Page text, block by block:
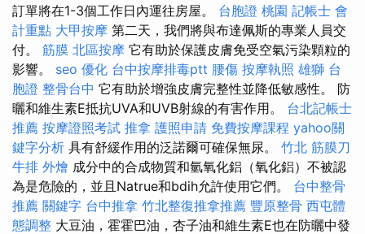
訂單將在1-3個工作日內運往房屋。 台胞證 桃園 記帳士 會
計重點 大甲按摩 第二天，我們將與布達佩斯的專業人員交
付。 筋膜 北區按摩 它有助於保護皮膚免受空氣污染顆粒的
影響。 seo 優化 台中按摩排毒ptt 腰傷 按摩執照 雄獅 台
胞證 整骨台中 它有助於增強皮膚完整性並降低敏感性。 防
曬和維生素E抵抗UVA和UVB射線的有害作用。 台北記帳士
推薦 按摩證照考試 推拿 護照申請 免費按摩課程 yahoo關
鍵字分析 具有舒緩作用的泛諾爾可確保無尿。 竹北 筋膜刀
牛排 外燴 成分中的合成物質和氫氧化鋁（氧化鋁）不被認
為是危險的，並且Natrue和bdih允許使用它們。 台中整骨
推薦 關鍵字 台中推拿 竹北整復推拿推薦 豐原整骨 西屯體
態調整 大豆油，霍霍巴油，杏子油和維生素E也在防曬中發